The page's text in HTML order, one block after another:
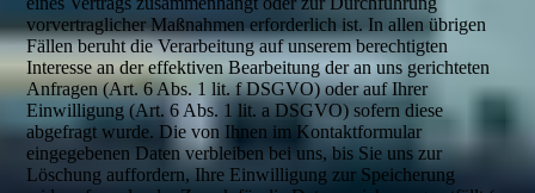
vorvertraglicher Maßnahmen erforderlich ist. In allen übrigen
Fällen beruht die Verarbeitung auf unserem berechtigten
Interesse an der effektiven Bearbeitung der an uns gerichteten
Anfragen (Art. 6 Abs. 1 lit. f DSGVO) oder auf Ihrer
Einwilligung (Art. 6 Abs. 1 lit. a DSGVO) sofern diese
abgefragt wurde. Die von Ihnen im Kontaktformular
eingegebenen Daten verbleiben bei uns, bis Sie uns zur
Löschung auffordern, Ihre Einwilligung zur Speicherung